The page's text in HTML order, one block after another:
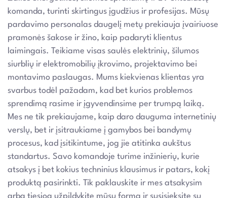
komanda, turinti skirtingus įgudžius ir profesijas. Mūsų
pardavimo personalas daugelį metų prekiauja įvairiuose
pramonės šakose ir žino, kaip padaryti klientus
laimingais. Teikiame visas saulės elektrinių, šilumos
siurblių ir elektromobilių įkrovimo, projektavimo bei
montavimo paslaugas. Mums kiekvienas klientas yra
svarbus todėl pažadam, kad bet kurios problemos
sprendimą rasime ir įgyvendinsime per trumpą laiką.
Mes ne tik prekiaujame, kaip daro dauguma internetinių
verslų, bet ir įsitraukiame į gamybos bei bandymų
procesus, kad įsitikintume, jog jie atitinka aukštus
standartus. Savo komandoje turime inžinierių, kurie
atsakys į bet kokius techninius klausimus ir patars, kokį
produktą pasirinkti. Tik paklauskite ir mes atsakysim
arba tiesiog užpildykite mūsų formą ir susisieksite su